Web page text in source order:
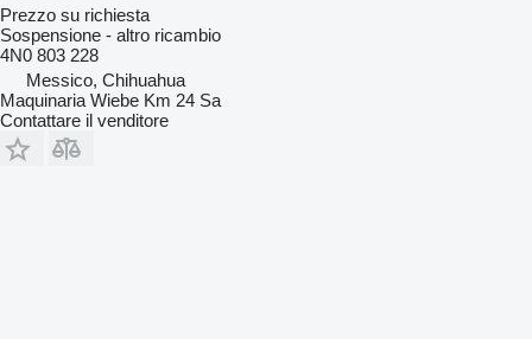
Prezzo su richiesta
Sospensione - altro ricambio
4N0 803 228
Messico, Chihuahua
Maquinaria Wiebe Km 24 Sa
Contattare il venditore